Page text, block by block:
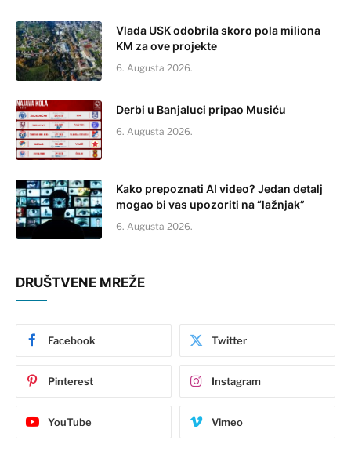
Vlada USK odobrila skoro pola miliona
KM za ove projekte
6. Augusta 2026.
Derbi u Banjaluci pripao Musiću
6. Augusta 2026.
Kako prepoznati AI video? Jedan detalj
mogao bi vas upozoriti na “lažnjak”
6. Augusta 2026.
DRUŠTVENE MREŽE
Facebook Twitter
Pinterest Instagram
YouTube Vimeo